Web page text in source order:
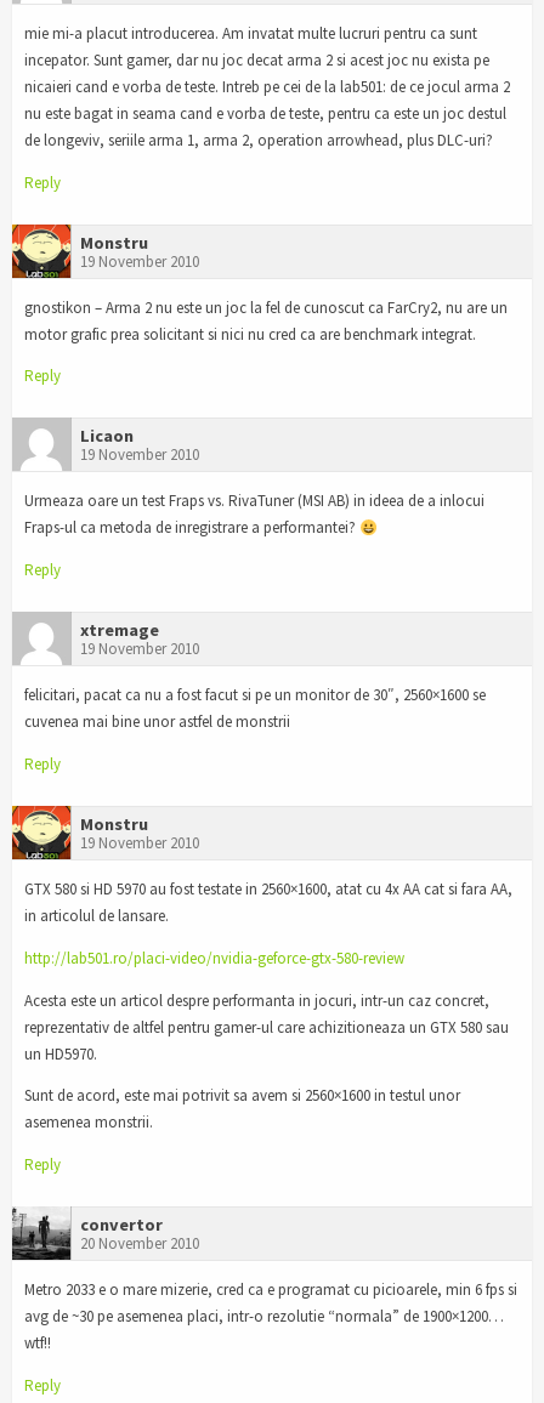
mie mi-a placut introducerea. Am invatat multe lucruri pentru ca sunt
incepator. Sunt gamer, dar nu joc decat arma 2 si acest joc nu exista pe
nicaieri cand e vorba de teste. Intreb pe cei de la lab501: de ce jocul arma 2
nu este bagat in seama cand e vorba de teste, pentru ca este un joc destul
de longeviv, seriile arma 1, arma 2, operation arrowhead, plus DLC-uri?
Reply
Monstru
19 November 2010
gnostikon – Arma 2 nu este un joc la fel de cunoscut ca FarCry2, nu are un
motor grafic prea solicitant si nici nu cred ca are benchmark integrat.
Reply
Licaon
19 November 2010
Urmeaza oare un test Fraps vs. RivaTuner (MSI AB) in ideea de a inlocui
Fraps-ul ca metoda de inregistrare a performantei?
Reply
xtremage
19 November 2010
felicitari, pacat ca nu a fost facut si pe un monitor de 30″, 2560×1600 se
cuvenea mai bine unor astfel de monstrii
Reply
Monstru
19 November 2010
GTX 580 si HD 5970 au fost testate in 2560×1600, atat cu 4x AA cat si fara AA,
in articolul de lansare.
http://lab501.ro/placi-video/nvidia-geforce-gtx-580-review
Acesta este un articol despre performanta in jocuri, intr-un caz concret,
reprezentativ de altfel pentru gamer-ul care achizitioneaza un GTX 580 sau
un HD5970.
Sunt de acord, este mai potrivit sa avem si 2560×1600 in testul unor
asemenea monstrii.
Reply
convertor
20 November 2010
Metro 2033 e o mare mizerie, cred ca e programat cu picioarele, min 6 fps si
avg de ~30 pe asemenea placi, intr-o rezolutie “normala” de 1900×1200…
wtf!!
Reply